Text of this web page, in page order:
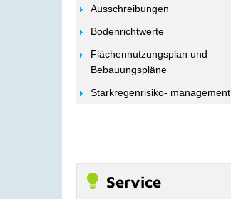
Ausschreibungen
Bodenrichtwerte
Flächennutzungsplan und
Bebauungspläne
Starkregenrisiko- management
Service